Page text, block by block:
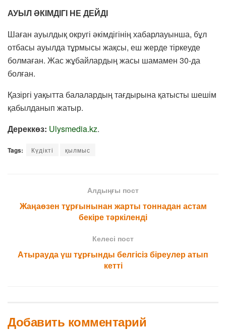
АУЫЛ ӘКІМДІГІ НЕ ДЕЙДІ
Шаған ауылдық округі әкімдігінің хабарлауынша, бұл
отбасы ауылда тұрмысы жақсы, еш жерде тіркеуде
болмаған. Жас жұбайлардың жасы шамамен 30-да
болған.
Қазіргі уақытта балалардың тағдырына қатысты шешім
қабылданып жатыр.
Дереккөз: Ulysmedia.kz.
Tags: Күдікті қылмыс
Алдыңғы пост
Жаңаөзен тұрғынынан жарты тоннадан астам
бекіре тәркіленді
Келесі пост
Атырауда үш тұрғынды белгісіз біреулер атып
кетті
Добавить комментарий